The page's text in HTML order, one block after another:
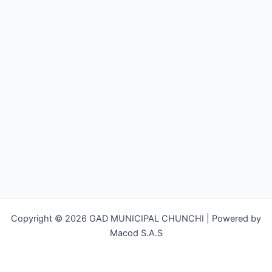
Copyright © 2026 GAD MUNICIPAL CHUNCHI | Powered by
Macod S.A.S